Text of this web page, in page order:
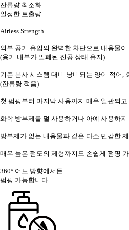
잔류량 최소화
일정한 토출량
Airless Strength
외부 공기 유입의 완벽한 차단으로 내용물
(용기 내부가 밀폐된 진공 상태 유지)
기존 분사 시스템 대비 낭비되는 양이 적어,
(잔류량 적음)
첫 펌핑부터 마지막 사용까지 매우 일관되
화학 방부제를 덜 사용하거나 아예 사용하
방부제가 없는 내용물과 같은 다소 민감한
매우 높은 점도의 제형까지도 손쉽게 펌핑
360° 어느 방향에서든
펌핑 가능합니다.